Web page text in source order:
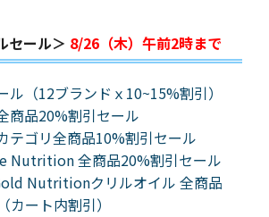
セール＞ 8/26（木）午前2時まで
ル（12ブランドｘ10~15%割引）
商品20%割引セール
テゴリ全商品10%割引セール
Nutrition 全商品20%割引セール
Nutritionクリルオイル 全商品
ート内割引）